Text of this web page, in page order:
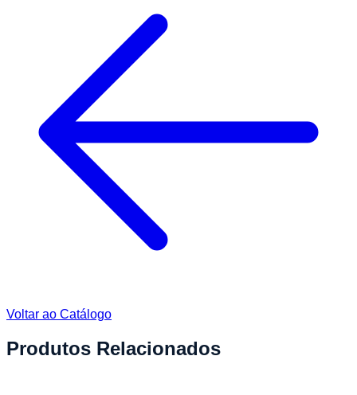
Voltar ao Catálogo
Produtos Relacionados